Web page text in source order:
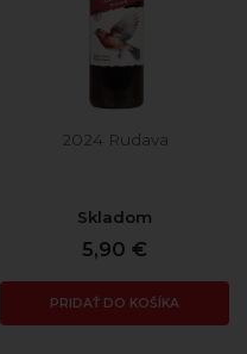
2024 Rudava
Skladom
5,90 €
PRIDAŤ DO KOŠÍKA